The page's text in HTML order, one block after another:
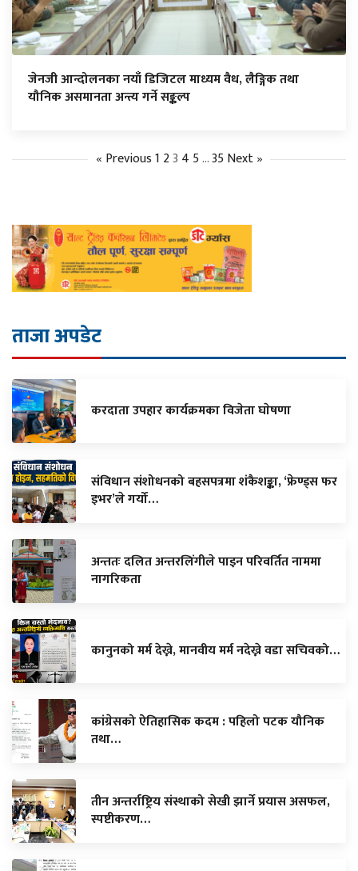
जेनजी आन्दोलनका नयाँ डिजिटल माध्यम वैध, लैङ्गिक तथा
यौनिक असमानता अन्त्य गर्ने सङ्कल्प
« Previous1 23 4 5…35 Next »
ताजा अपडेट
करदाता उपहार कार्यक्रमका विजेता घाेषणा
संविधान संशोधनको बहसपत्रमा शंकैशङ्का, ‘फ्रेण्ड्स फर
इभर’ले गर्यो…
अन्ततः दलित अन्तरलिंगीले पाइन परिवर्तित नाममा
नागरिकता
कानुनको मर्म देख्ने, मानवीय मर्म नदेख्ने वडा सचिवको…
कांग्रेसको ऐतिहासिक कदम : पहिलो पटक यौनिक
तथा…
तीन अन्तर्राष्ट्रिय संस्थाको सेखी झार्ने प्रयास असफल,
स्पष्टीकरण…